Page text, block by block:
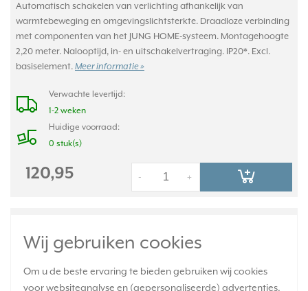
Wij gebruiken cookies
Om u de beste ervaring te bieden gebruiken wij cookies
voor websiteanalyse en (gepersonaliseerde) advertenties.
Automatisch schakelen van verlichting afhankelijk van
warmtebeweging en omgevingslichtsterkte. Draadloze verbinding
met componenten van het JUNG HOME-systeem. Montagehoogte
2,20 meter. Nalooptijd, in- en uitschakelvertraging. IP20*. Excl.
basiselement. Meer informatie »
Verwachte levertijd:
1-2 weken
Huidige voorraad:
0 stuk(s)
120,95 +
-
m CD500 goud brons (BT CD 17182 GB)